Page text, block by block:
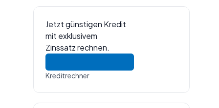
Jetzt günstigen Kredit
mit exklusivem
Zinssatz rechnen.
Kreditrechner